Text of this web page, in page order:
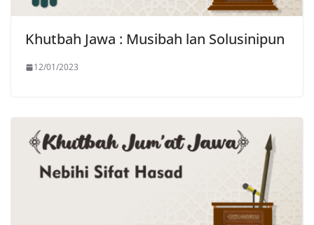
Khutbah Jawa : Musibah lan Solusinipun
12/01/2023